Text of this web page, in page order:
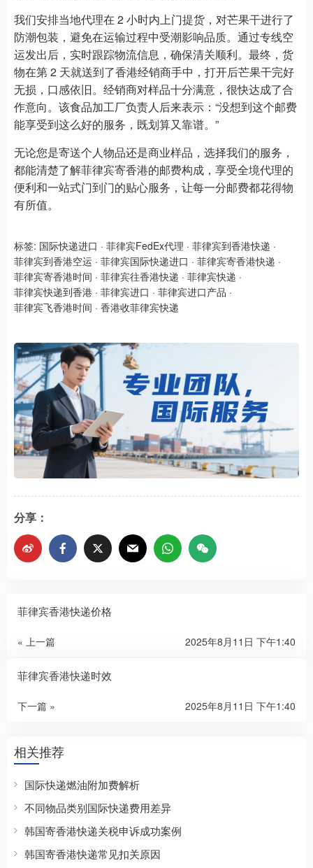
我们安排当地代理在 2 小时内上门提货，对芒果干进行了
防潮包装，避免在运输过程中受潮影响品质。通过专线空
运发出后，实时跟踪物流信息，确保清关顺利。最终，货
物在第 2 天就送到了香港经销商手中，打开后芒果干完好
无损，口感依旧。经销商对样品十分满意，很快达成了合
作意向。该食品加工厂负责人后来表示：“没想到这个邮费
能享受到这么好的服务，既划算又靠谱。”
无论您是寄送个人物品还是商业样品，选择我们的服务，
都能清楚了解菲律宾寄香港的邮费构成，享受全境代理的
便利和一站式门到门的贴心服务，让每一分邮费都花得物
有所值。
标签: 国际快递进口 · 菲律宾FedEx代理 · 菲律宾到香港快递 ·
菲律宾到香港空运 · 菲律宾国际快递进口 · 菲律宾寄香港快递 ·
菲律宾寄香港时间 · 菲律宾往香港快递 · 菲律宾快递 ·
菲律宾快递到香港 · 菲律宾进口 · 菲律宾进口产品 ·
菲律宾飞香港时间 · 香港收菲律宾快递
分享：
菲律宾香港快递价格
« 上一篇 2025年8月11日 下午1:40
菲律宾香港快递时效
下一篇 » 2025年8月11日 下午1:40
相关推荐
国际快递燃油附加费解析
不同物品类别国际快递费用差异
韩国寄香港快递关税申诉成功案例
韩国寄香港快递常见扣关原因